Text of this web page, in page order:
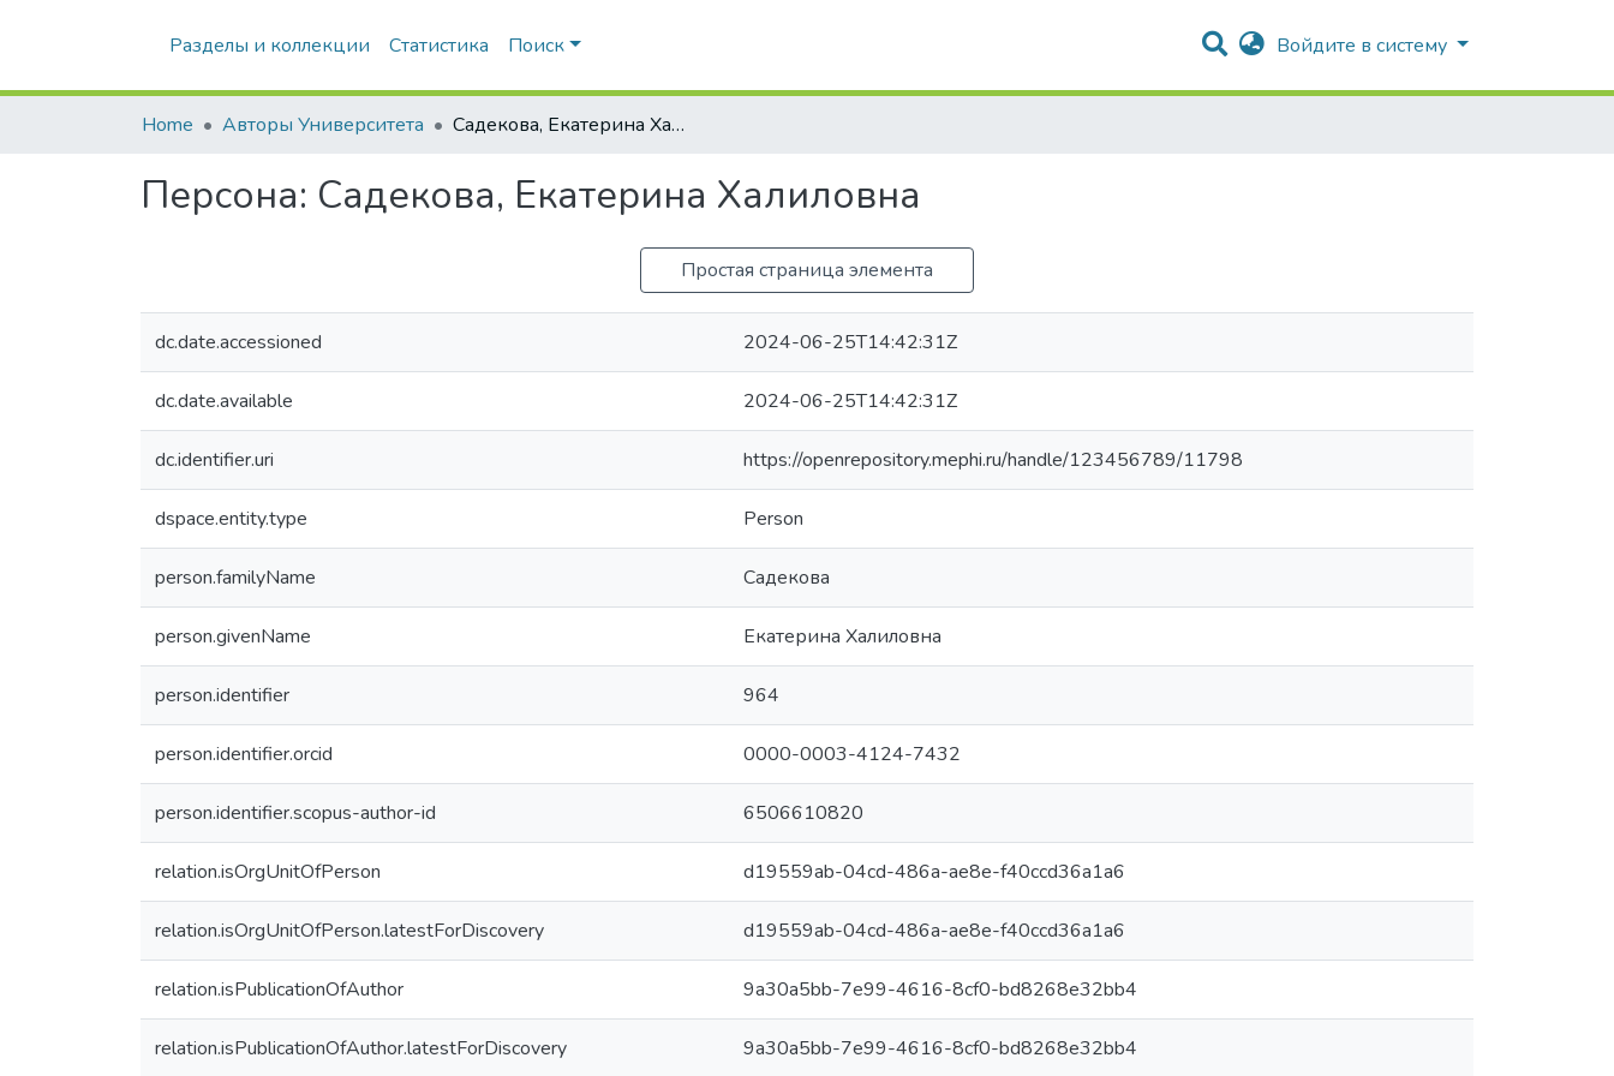
Разделы и коллекции Статистика Поиск Войдите в систему
Home Авторы Университета Садекова, Екатерина Халиловна
Персона: Садекова, Екатерина Халиловна
Простая страница элемента
dc.date.accessioned 2024-06-25T14:42:31Z
dc.date.available 2024-06-25T14:42:31Z
dc.identifier.uri https://openrepository.mephi.ru/handle/123456789/11798
dspace.entity.type Person
person.familyName Садекова
person.givenName Екатерина Халиловна
person.identifier 964
person.identifier.orcid 0000-0003-4124-7432
person.identifier.scopus-author-id 6506610820
relation.isOrgUnitOfPerson d19559ab-04cd-486a-ae8e-f40ccd36a1a6
relation.isOrgUnitOfPerson.latestForDiscovery d19559ab-04cd-486a-ae8e-f40ccd36a1a6
relation.isPublicationOfAuthor 9a30a5bb-7e99-4616-8cf0-bd8268e32bb4
relation.isPublicationOfAuthor.latestForDiscovery 9a30a5bb-7e99-4616-8cf0-bd8268e32bb4